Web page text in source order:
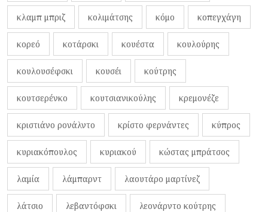
κλαμπ μπριζ κολιμάτσης κόμο κοπεγχάγη
κορεό κοτάρσκι κουέστα κουλούρης
κουλουσέφσκι κουσέι κούτρης
κουτσερένκο κουτσιανικούλης κρεμονέζε
κριστιάνο ρονάλντο κρίστο φερνάντες κύπρος
κυριακόπουλος κυριακού κώστας μπράτσος
λαμία λάμπαρντ λαουτάρο μαρτίνεζ
λάτσιο λεβαντόφσκι λεονάρντο κούτρης